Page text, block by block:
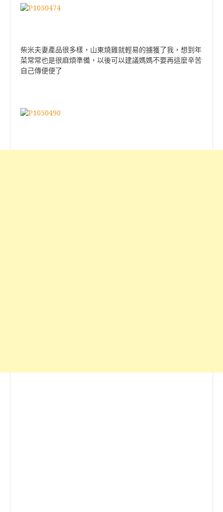
柴米夫妻產品很多樣，山東燒雞就輕易的擄獲了我，想到年
菜常常也是很麻煩準備，以後可以建議媽媽不要再這麼辛苦
自己傳便便了